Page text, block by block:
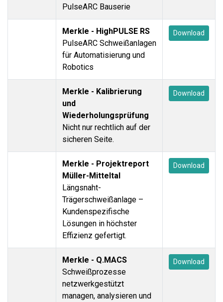
PulseARC Bauserie
Merkle - HighPULSE RS
PulseARC Schweißanlagen
für Automatisierung und
Robotics
Download
Merkle - Kalibrierung
und
Wiederholungsprüfung
Nicht nur rechtlich auf der
sicheren Seite.
Download
Merkle - Projektreport
Müller-Mitteltal
Längsnaht-
Trägerschweißanlage –
Kundenspezifische
Lösungen in höchster
Effizienz gefertigt.
Download
Merkle - Q.MACS
Schweißprozesse
netzwerkgestützt
managen, analysieren und
Download